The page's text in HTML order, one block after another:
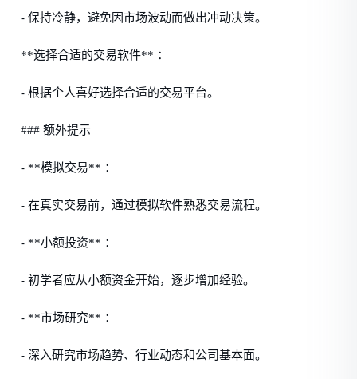
- 保持冷静，避免因市场波动而做出冲动决策。
**选择合适的交易软件** ：
- 根据个人喜好选择合适的交易平台。
### 额外提示
- **模拟交易** ：
- 在真实交易前，通过模拟软件熟悉交易流程。
- **小额投资** ：
- 初学者应从小额资金开始，逐步增加经验。
- **市场研究** ：
- 深入研究市场趋势、行业动态和公司基本面。